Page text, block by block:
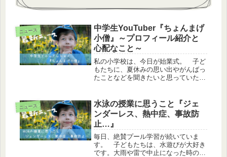
ニュース
中学生YouTuber『ちょんまげ
小僧』～プロフィール紹介と
心配なこと～
私の小学校は、今日が始業式。 子ど
もたちに、夏休みの思い出やがんばっ
たことなどを聞きたいと思っていたの
ちょんまげ小僧でーす」（前髪をゴム
で結わえて） 少年B「パンッ！（後
ろ...
ニュース
水泳の授業に思うこと『ジェ
ンダーレス、熱中症、事故防
止…』
毎日、絶賛プール学習が続いていま
す。 子どもたちは、水遊びが大好き
です。大雨や雷で中止になった時の悲